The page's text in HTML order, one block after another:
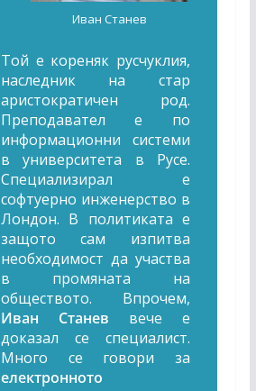
Иван Станев
Той е кореняк русчуклия,
наследник на стар
аристократичен род.
Преподавател е по
информационни системи
в университета в Русе.
Специализирал е
софтуерно инженерство в
Лондон. В политиката е
защото сам изпитва
необходимост да участва
в промяната на
обществото. Впрочем,
Иван Станев вече е
доказал се специалист.
Много се говори за
електронното